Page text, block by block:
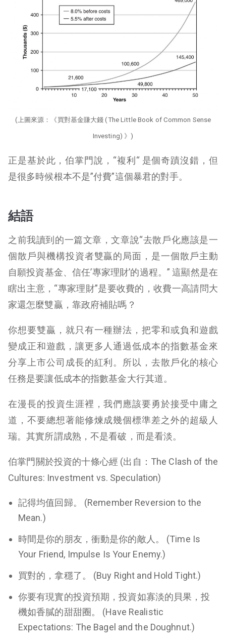
(上圖來源： 《 買對基金賺大錢 (The Little Book of Common Sense
Investing) 》)
正是基於此，伯掌門說，“複利“ 是個奇蹟沒錯，但
是很多時候根本不是”付費”這個暴君的對手。
結語
之前我讀到的一篇文章，文章說“去散戶化應該是一
個散戶與機構投資者雙贏的局面，是一個散戶主動
自願投資基金、信任’專家理財’的過程。” 這顯然是在
瞎出主意，“專家理財”是要收費的，收費一高請問大
家還怎麼雙贏，靠政府補貼嗎？
你想要雙贏，就只有一種辦法，把零和或負和遊戲
變成正和遊戲，讓更多人通過低成本的指數基金來
分享上市公司成長的紅利。所以，去散戶化的核心
任務是要讓低成本的指數基金大行其道。
在漫長的投資生涯裡，我們應該要勇於接受中庸之
道，不要總想著能修煉成幾個標準差之外的超級人
瑞。其實所謂成熟，不是看破，而是看淡。
伯掌門關於投資的十條心經 (出自：The Clash of the
Cultures: Investment vs. Speculation)
記得均值回歸。 (Remember Reversion to the
Mean.)
時間是你的朋友，衝動是你的敵人。 (Time Is
Your Friend, Impulse Is Your Enemy.)
買對的，拿穩了。 (Buy Right and Hold Tight.)
你要有現實的投資預期，投資如寡淡的貝果，投
機如香膩的甜甜圈。 (Have Realistic
Expectations: The Bagel and the Doughnut.)